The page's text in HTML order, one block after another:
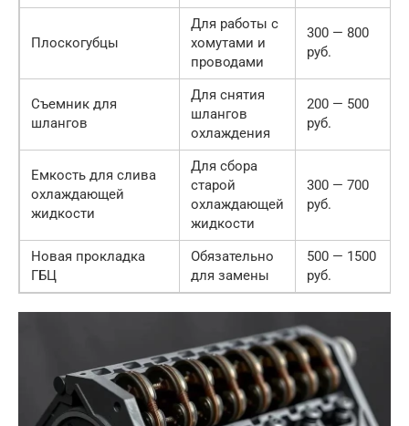
Плоскогубцы
Для работы с
хомутами и
проводами
300 — 800
руб.
Съемник для
шлангов
Для снятия
шлангов
охлаждения
200 — 500
руб.
Емкость для слива
охлаждающей
жидкости
Для сбора
старой
охлаждающей
жидкости
300 — 700
руб.
Новая прокладка
ГБЦ
Обязательно
для замены
500 — 1500
руб.